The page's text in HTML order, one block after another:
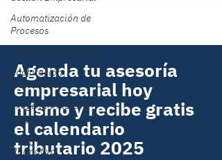
Automatización de
Procesos
Auditoria Financiera
Facturación
electrónica
Exogena y medios
magneticos
Cumplimiento
Normativo
Agenda tu asesoría
empresarial hoy
mismo y recibe gratis
el calendario
tributario 2025